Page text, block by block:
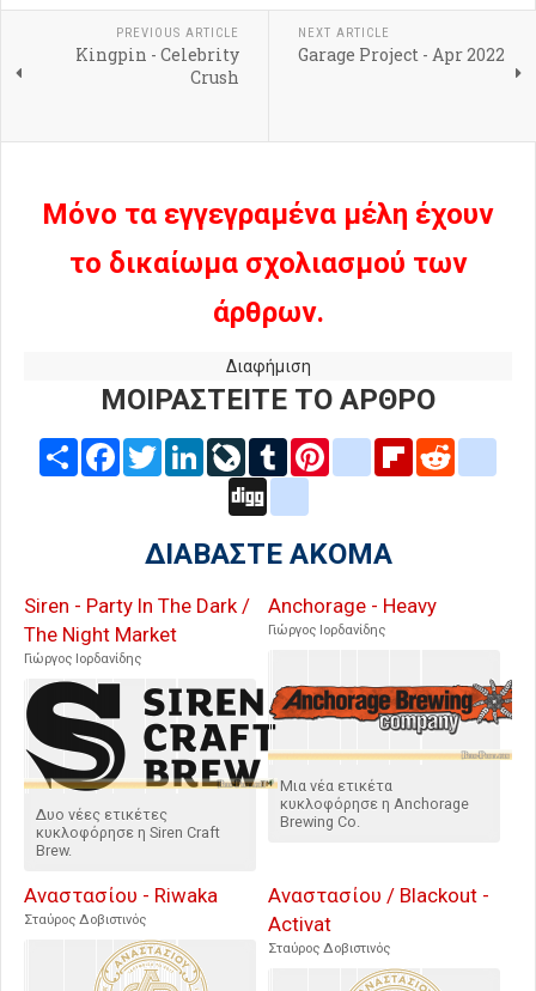
PREVIOUS ARTICLE
Kingpin - Celebrity
Crush
NEXT ARTICLE
Garage Project - Apr 2022
Μόνο τα εγγεγραμένα μέλη έχουν
το δικαίωμα σχολιασμού των
άρθρων.
Διαφήμιση
ΜΟΙΡΑΣΤΕΙΤΕ ΤΟ ΑΡΘΡΟ
Share FacebookTwitterLinkedInLiveJournal
Tumblr Pinterestblogger_post
Flipboard
ΔΙΑΒΑΣΤΕ ΑΚΟΜΑ
Siren - Party In The Dark /
The Night Market
Γιώργος Ιορδανίδης
Δυο νέες ετικέτες
κυκλοφόρησε η Siren Craft
Brew.
Anchorage - Heavy
Γιώργος Ιορδανίδης
Μια νέα ετικέτα
κυκλοφόρησε η Anchorage
Brewing Co.
Αναστασίου - Riwaka
Σταύρος Δοβιστινός
Αναστασίου / Blackout -
Activat
Σταύρος Δοβιστινός